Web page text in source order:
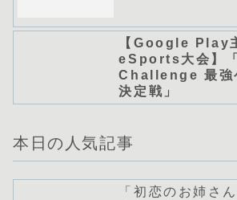
【Google Play
eSports大会】
Challenge 最強
決定戦」
本日の人気記事
「初恋のお姉さ